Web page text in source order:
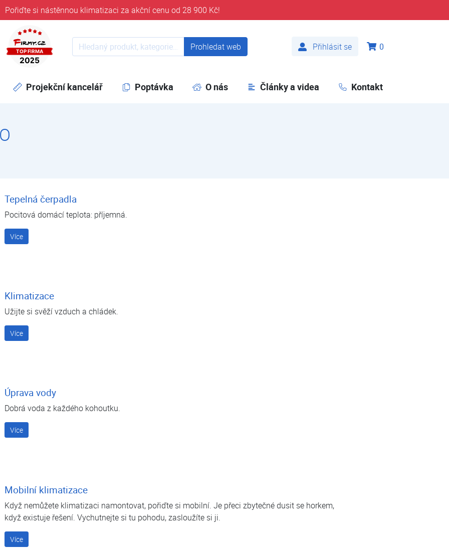
Pořiďte si nástěnnou klimatizaci za akční cenu od 28 900 Kč!
časem 32 let
Přihlásit se
0
Prohledat web Prohledat web
Projekční kancelář Poptávka O nás Články a videa Kontakt
Tepelná čerpadla
Pocitová domácí teplota: příjemná.
Více
Klimatizace
Užijte si svěží vzduch a chládek.
Více
Úprava vody
Dobrá voda z každého kohoutku.
Více
Mobilní klimatizace
Když nemůžete klimatizaci namontovat, pořiďte si mobilní. Je přeci zbytečné dusit se horkem,
když existuje řešení. Vychutnejte si tu pohodu, zasloužíte si ji.
Více